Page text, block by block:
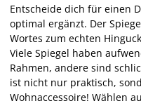
Entscheide dich für einen
optimal ergänzt. Der
Wortes zum echten
Viele Spiegel haben
Rahmen, andere sind
ist nicht nur praktisch,
Wohnaccessoire! Wählen